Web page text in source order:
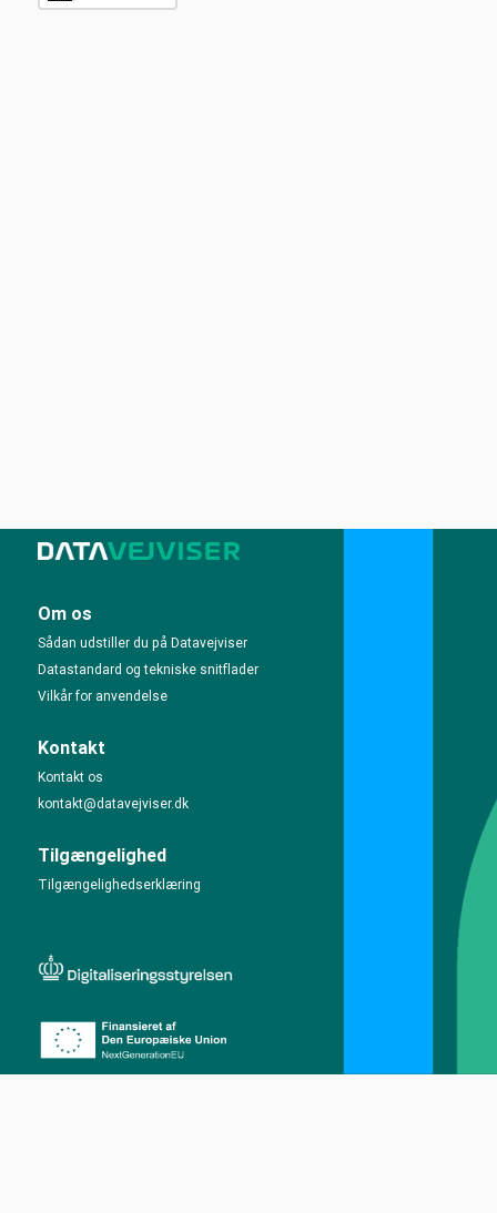
Om os
Sådan udstiller du på Datavejviser
Datastandard og tekniske snitflader
Vilkår for anvendelse
Kontakt
Kontakt os
kontakt@datavejviser.dk
Tilgængelighed
Tilgængelighedserklæring